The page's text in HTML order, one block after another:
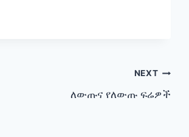
NEXT
ለውጡና የለውጡ ፍሬዎች